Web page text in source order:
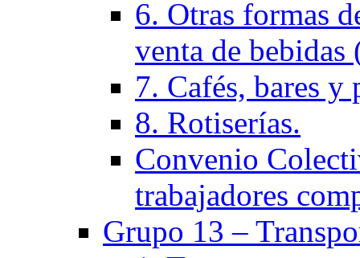
6. Otras formas
venta de bebidas
7. Cafés, bares y
8. Rotiserías.
Convenio
trabajadores
Grupo 13 –